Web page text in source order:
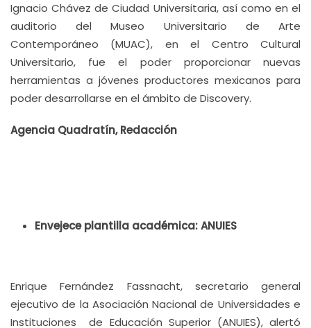
Ignacio Chávez de Ciudad Universitaria, así como en el
auditorio del Museo Universitario de Arte
Contemporáneo (MUAC), en el Centro Cultural
Universitario, fue el poder proporcionar nuevas
herramientas a jóvenes productores mexicanos para
poder desarrollarse en el ámbito de Discovery.
Agencia Quadratín, Redacción
Envejece plantilla académica: ANUIES
Enrique Fernández Fassnacht, secretario general
ejecutivo de la Asociación Nacional de Universidades e
Instituciones de Educación Superior (ANUIES), alertó